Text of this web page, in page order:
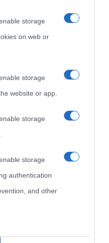
storage
on web or
storage
website or app.
storage
storage
authentication
and other
cultura)
Mappa del sito
Privacy policy
Pubblicità
Contatti